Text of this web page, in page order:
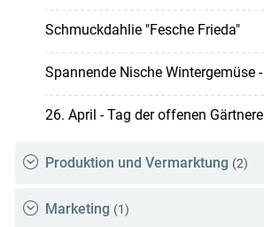
Schmuckdahlie "Fesche Frieda"
Spannende Nische Wintergemüse
26. April - Tag der offenen
Produktion und Vermarktung (2)
Marketing (1)